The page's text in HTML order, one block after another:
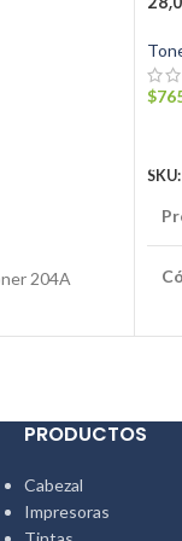
204A
$
SKU:
PRODUCTOS
Cabezal
Impresoras